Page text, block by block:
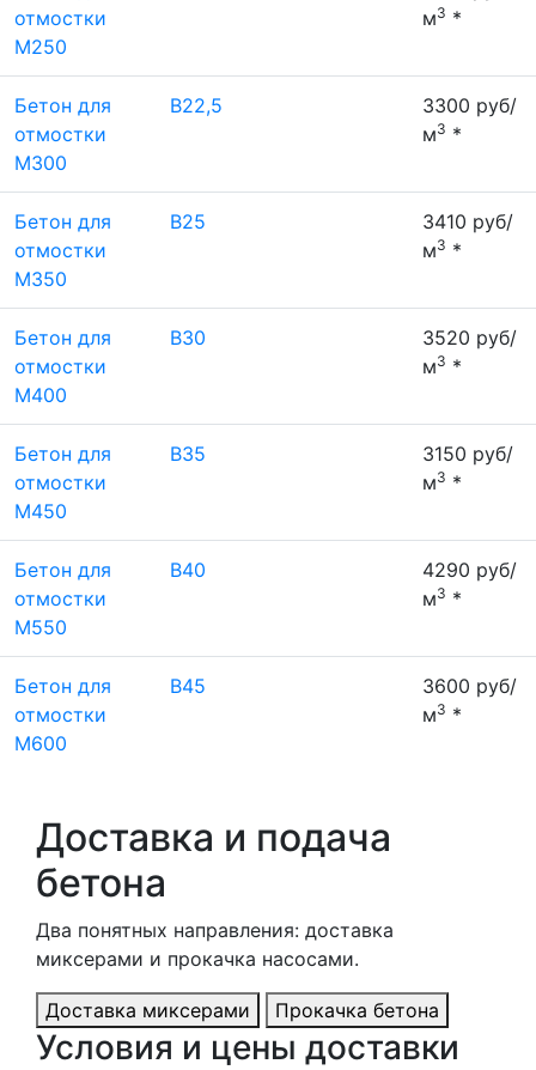
отмостки
М250
м3 *
Бетон для
отмостки
М300
В22,5
3300 руб/
м3 *
Бетон для
отмостки
М350
В25
3410 руб/
м3 *
Бетон для
отмостки
М400
В30
3520 руб/
м3 *
Бетон для
отмостки
М450
В35
3150 руб/
м3 *
Бетон для
отмостки
М550
В40
4290 руб/
м3 *
Бетон для
отмостки
М600
В45
3600 руб/
м3 *
Доставка и подача
бетона
Два понятных направления: доставка
миксерами и прокачка насосами.
Доставка миксерами Прокачка бетона
Условия и цены доставки